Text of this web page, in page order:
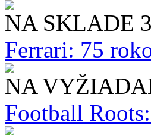
NA SKLADE
Ferrari: 75
NA
Football